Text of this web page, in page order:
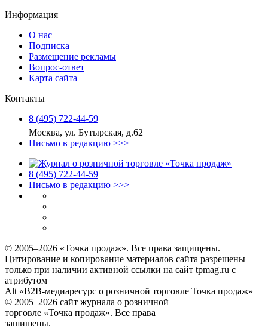
Информация
О нас
Подписка
Размещение рекламы
Вопрос-ответ
Карта сайта
Контакты
8 (495) 722‑44‑59
Москва, ул. Бутырская, д.62
Письмо в редакцию >>>
8 (495) 722‑44‑59
Письмо в редакцию >>>
© 2005–2026 «Точка продаж». Все права защищены.
Цитирование и копирование материалов сайта разрешены
только при наличии активной ссылки на сайт tpmag.ru с
атрибутом
Alt «B2B-медиаресурс о розничной торговле Точка продаж»
© 2005–2026 сайт журнала о розничной
торговле «Точка продаж». Все права
защищены.